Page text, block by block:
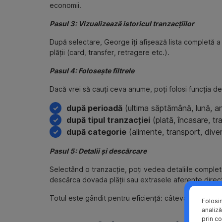
economii.
Pasul 3: Vizualizează istoricul tranzacțiilor
După selectare, George îți afișează lista completă
plății (card, transfer, retragere etc.).
Pasul 4: Folosește filtrele
Dacă vrei să cauți ceva anume, poți folosi funcția
după perioadă (ultima săptămână, lună,
după tipul tranzacției (plată, încasare,
după categorie (alimente, transport,
Pasul 5: Detalii și descărcare
Selectând o tranzacție, poți vedea detaliile
descărca dovada plății sau extrasele aferente
Totul este gândit pentru eficiență: câteva secunde
prin